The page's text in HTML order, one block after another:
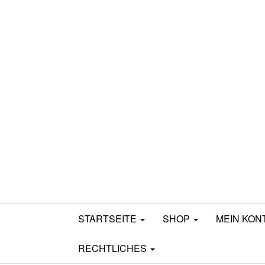
Mamili1910
STARTSEITE SHOP MEIN
RECHTLICHES